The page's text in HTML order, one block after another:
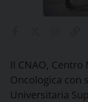
Il CNAO,
Oncologica con
Universitaria